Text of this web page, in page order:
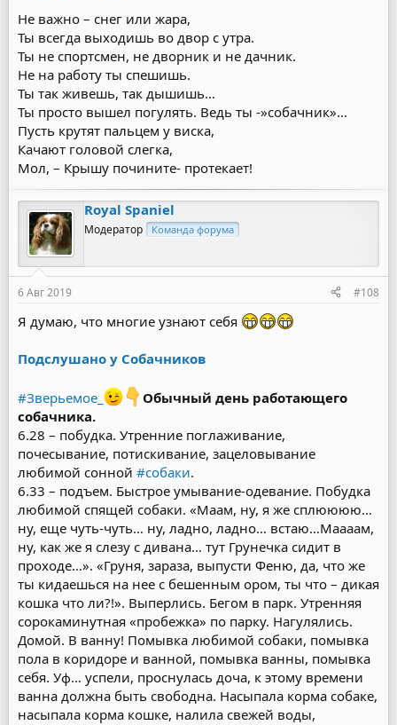
Не важно – снег или жара,
Ты всегда выходишь во двор с утра.
Ты не спортсмен, не дворник и не дачник.
Не на работу ты спешишь.
Ты так живешь, так дышишь…
Ты просто вышел погулять. Ведь ты -»собачник»…
Пусть крутят пальцем у виска,
Качают головой слегка,
Мол, – Крышу почините- протекает!
Royal Spaniel
Модератор Команда форума
6 Авг 2019 #108
Я думаю, что многие узнают себя
Подслушано у Собачников
#Зверьемое_
Обычный день работающего
собачника.
6.28 – побудка. Утренние поглаживание,
почесывание, потискивание, зацеловывание
любимой сонной #собаки.
6.33 – подъем. Быстрое умывание-одевание. Побудка
любимой спящей собаки. «Маам, ну, я же сплюююю…
ну, еще чуть-чуть… ну, ладно, ладно… встаю…Маааам,
ну, как же я слезу с дивана… тут Грунечка сидит в
проходе…». «Груня, зараза, выпусти Феню, да, что же
ты кидаешься на нее с бешенным ором, ты что – дикая
кошка что ли?!». Выперлись. Бегом в парк. Утренняя
сорокаминутная «пробежка» по парку. Нагулялись.
Домой. В ванну! Помывка любимой собаки, помывка
пола в коридоре и ванной, помывка ванны, помывка
себя. Уф… успели, проснулась доча, к этому времени
ванна должна быть свободна. Насыпала корма собаке,
насыпала корма кошке, налила свежей воды,